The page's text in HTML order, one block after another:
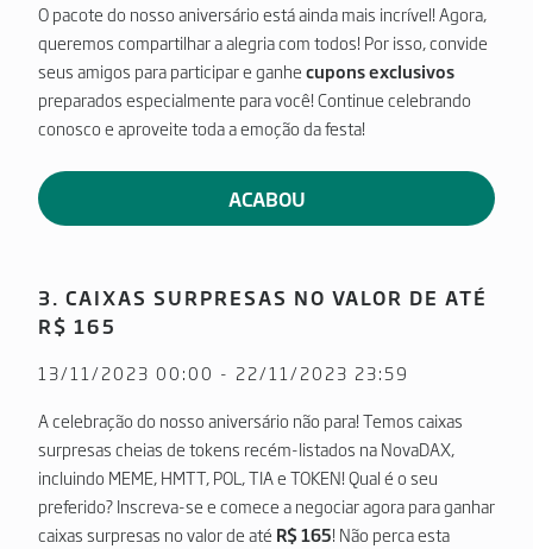
O pacote do nosso aniversário está ainda mais incrível! Agora,
queremos compartilhar a alegria com todos! Por isso, convide
seus amigos para participar e ganhecupons exclusivos
preparados especialmente para você! Continue celebrando
conosco e aproveite toda a emoção da festa!
ACABOU
3. CAIXAS SURPRESAS NO VALOR DE ATÉ
R$ 165
13/11/2023 00:00 - 22/11/2023 23:59
A celebração do nosso aniversário não para! Temos caixas
surpresas cheias de tokens recém-listados na NovaDAX,
incluindo MEME, HMTT, POL, TIA e TOKEN! Qual é o seu
preferido? Inscreva-se e comece a negociar agora para ganhar
caixas surpresas no valor de até R$ 165! Não perca esta